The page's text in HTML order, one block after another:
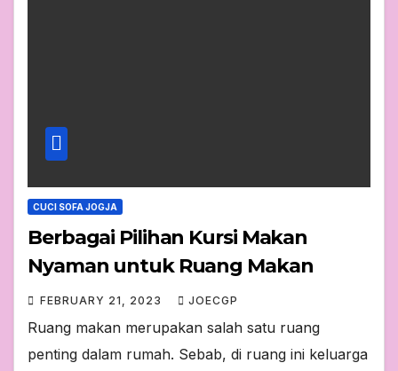
CUCI SOFA JOGJA
Berbagai Pilihan Kursi Makan
Nyaman untuk Ruang Makan
FEBRUARY 21, 2023 JOECGP
Ruang makan merupakan salah satu ruang
penting dalam rumah. Sebab, di ruang ini keluarga